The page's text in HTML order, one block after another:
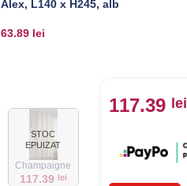
Alex, L140 x H245, alb
63.89 lei
Champaigne
117.39 lei
STOC
EPUIZAT
117.39 lei